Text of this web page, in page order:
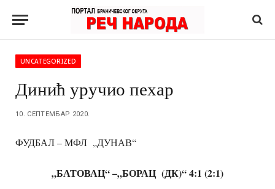
UNCATEGORIZED
Динић уручио пехар
10. СЕПТЕМБАР 2020.
ФУДБАЛ – МФЛ „ДУНАВ“
„БАТОВАЦ“ –„БОРАЦ (ДК)“ 4:1 (2:1)